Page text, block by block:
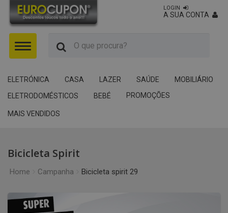
Menu
LOGIN
A SUA CONTA
ELETRÓNICA CASA LAZER SAÚDE
MOBILIÁRIO
ELETRODOMÉSTICOS
BEBÉ PROMOÇÕES
MAIS VENDIDOS
Bicicleta Spirit
Home Campanha Bicicleta spirit 29